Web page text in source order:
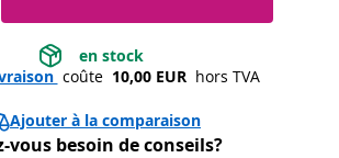
en stock
coûte 10,00 EUR hors TVA
Ajouter à la comparaison
vous besoin de conseils?